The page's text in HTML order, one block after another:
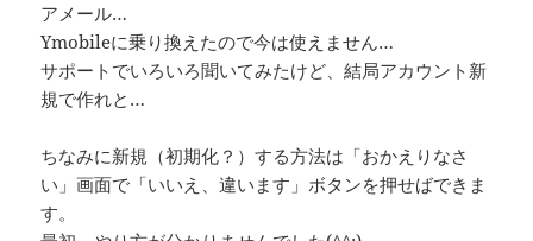
アメール…
Ymobileに乗り換えたので今は使えません…
サポートでいろいろ聞いてみたけど、結局アカウント新
規で作れと…
ちなみに新規（初期化？）する方法は「おかえりなさ
い」画面で「いいえ、違います」ボタンを押せばできま
す。